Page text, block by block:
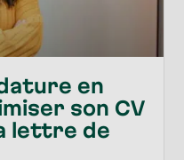
en
son CV
lettre de